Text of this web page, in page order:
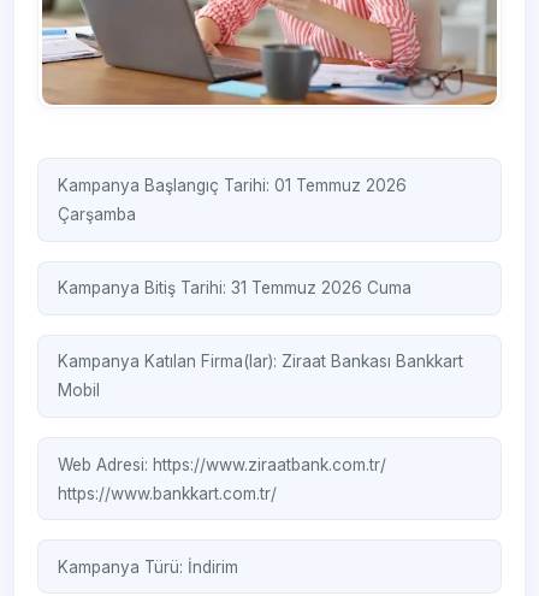
Kampanya Başlangıç Tarihi: 01 Temmuz 2026
Çarşamba
Kampanya Bitiş Tarihi: 31 Temmuz 2026 Cuma
Kampanya Katılan Firma(lar): Ziraat Bankası Bankkart
Mobil
Web Adresi:https://www.ziraatbank.com.tr/
https://www.bankkart.com.tr/
Kampanya Türü: İndirim